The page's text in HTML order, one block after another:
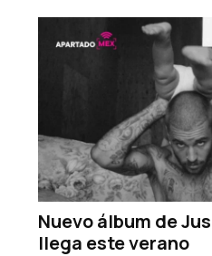
Nuevo álbum de
llega este verano